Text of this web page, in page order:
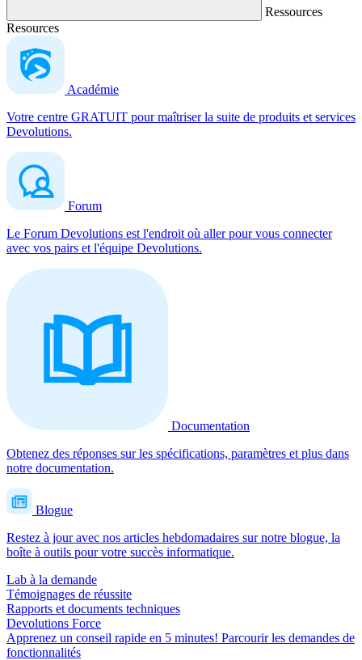
Ressources
Resources
Académie
Votre centre GRATUIT pour maîtriser la suite de produits et services
Devolutions.
Forum
Le Forum Devolutions est l'endroit où aller pour vous connecter
avec vos pairs et l'équipe Devolutions.
Documentation
Obtenez des réponses sur les spécifications, paramètres et plus dans
notre documentation.
Blogue
Restez à jour avec nos articles hebdomadaires sur notre blogue, la
boîte à outils pour votre succès informatique.
Lab à la demande
Témoignages de réussite
Rapports et documents techniques
Devolutions Force
Apprenez un conseil rapide en 5 minutes! Parcourir les demandes de
fonctionnalités